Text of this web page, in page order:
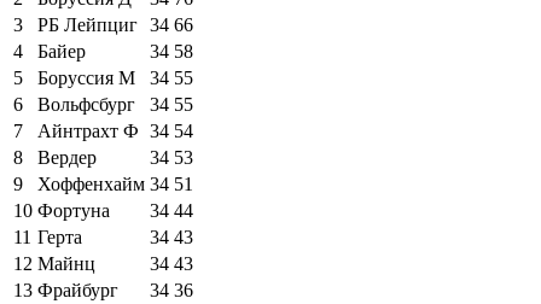
3
РБ Лейпциг 34 66
4
Байер 34 58
5
Боруссия М 34 55
6
Вольфсбург 34 55
7
Айнтрахт Ф 34 54
8
Вердер 34 53
9
Хоффенхайм 34 51
10 Фортуна 34 44
11 Герта 34 43
12 Майнц 34 43
13 Фрайбург 34 36